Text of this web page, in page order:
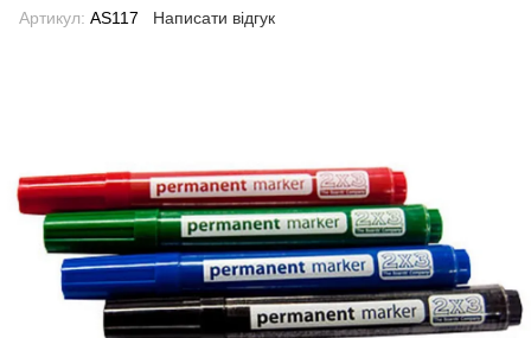
Артикул: AS117 Написати відгук